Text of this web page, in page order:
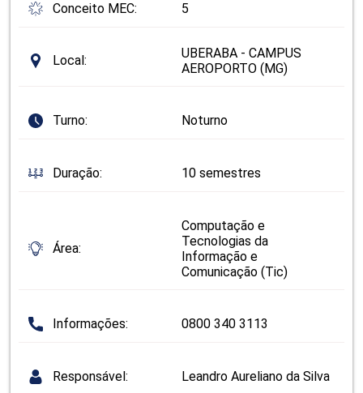
Conceito MEC: 5
Local:
UBERABA - CAMPUS
AEROPORTO (MG)
Turno: Noturno
Duração: 10 semestres
Área:
Computação e
Tecnologias da
Informação e
Comunicação (Tic)
Informações: 0800 340 3113
Responsável: Leandro Aureliano da Silva